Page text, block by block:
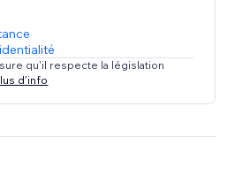
qu'il respecte la législation
d'info